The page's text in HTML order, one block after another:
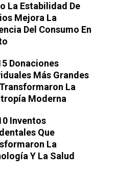
La Estabilidad De
Mejora La
Del Consumo En
Donaciones
Más Grandes
La
Moderna
Inventos
Que
La
Y La Salud